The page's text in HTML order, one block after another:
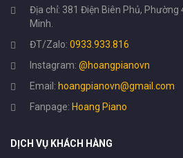
Địa chỉ: 381 Điện Biên Phủ, Phường
Minh.
ĐT/Zalo: 0933.933.816
Instagram: @hoangpianovn
Email: hoangpianovn@gmail.com
Fanpage: Hoang Piano
DỊCH VỤ KHÁCH HÀNG